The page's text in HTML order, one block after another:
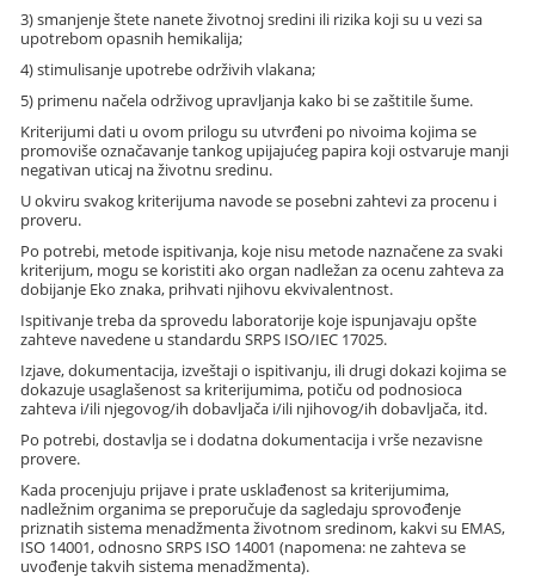
3) smanjenje štete nanete životnoj sredini ili rizika koji su u vezi sa
upotrebom opasnih hemikalija;
4) stimulisanje upotrebe održivih vlakana;
5) primenu načela održivog upravljanja kako bi se zaštitile šume.
Kriterijumi dati u ovom prilogu su utvrđeni po nivoima kojima se
promoviše označavanje tankog upijajućeg papira koji ostvaruje manji
negativan uticaj na životnu sredinu.
U okviru svakog kriterijuma navode se posebni zahtevi za procenu i
proveru.
Po potrebi, metode ispitivanja, koje nisu metode naznačene za svaki
kriterijum, mogu se koristiti ako organ nadležan za ocenu zahteva za
dobijanje Eko znaka, prihvati njihovu ekvivalentnost.
Ispitivanje treba da sprovedu laboratorije koje ispunjavaju opšte
zahteve navedene u standardu SRPS ISO/IEC 17025.
Izjave, dokumentacija, izveštaji o ispitivanju, ili drugi dokazi kojima se
dokazuje usaglašenost sa kriterijumima, potiču od podnosioca
zahteva i/ili njegovog/ih dobavljača i/ili njihovog/ih dobavljača, itd.
Po potrebi, dostavlja se i dodatna dokumentacija i vrše nezavisne
provere.
Kada procenjuju prijave i prate usklađenost sa kriterijumima,
nadležnim organima se preporučuje da sagledaju sprovođenje
priznatih sistema menadžmenta životnom sredinom, kakvi su EMAS,
ISO 14001, odnosno SRPS ISO 14001 (napomena: ne zahteva se
uvođenje takvih sistema menadžmenta).